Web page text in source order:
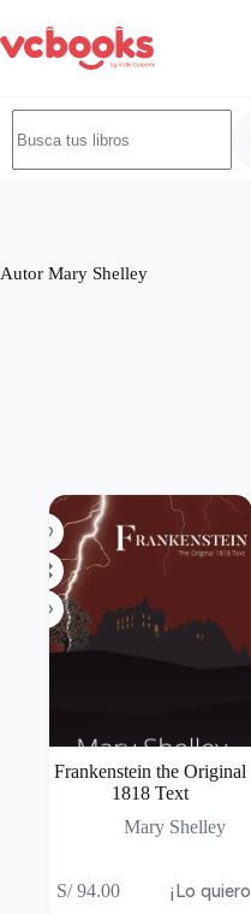
Autor Mary Shelley
Frankenstein the Original
1818 Text
Mary Shelley
S/94.00 ¡Lo quiero!